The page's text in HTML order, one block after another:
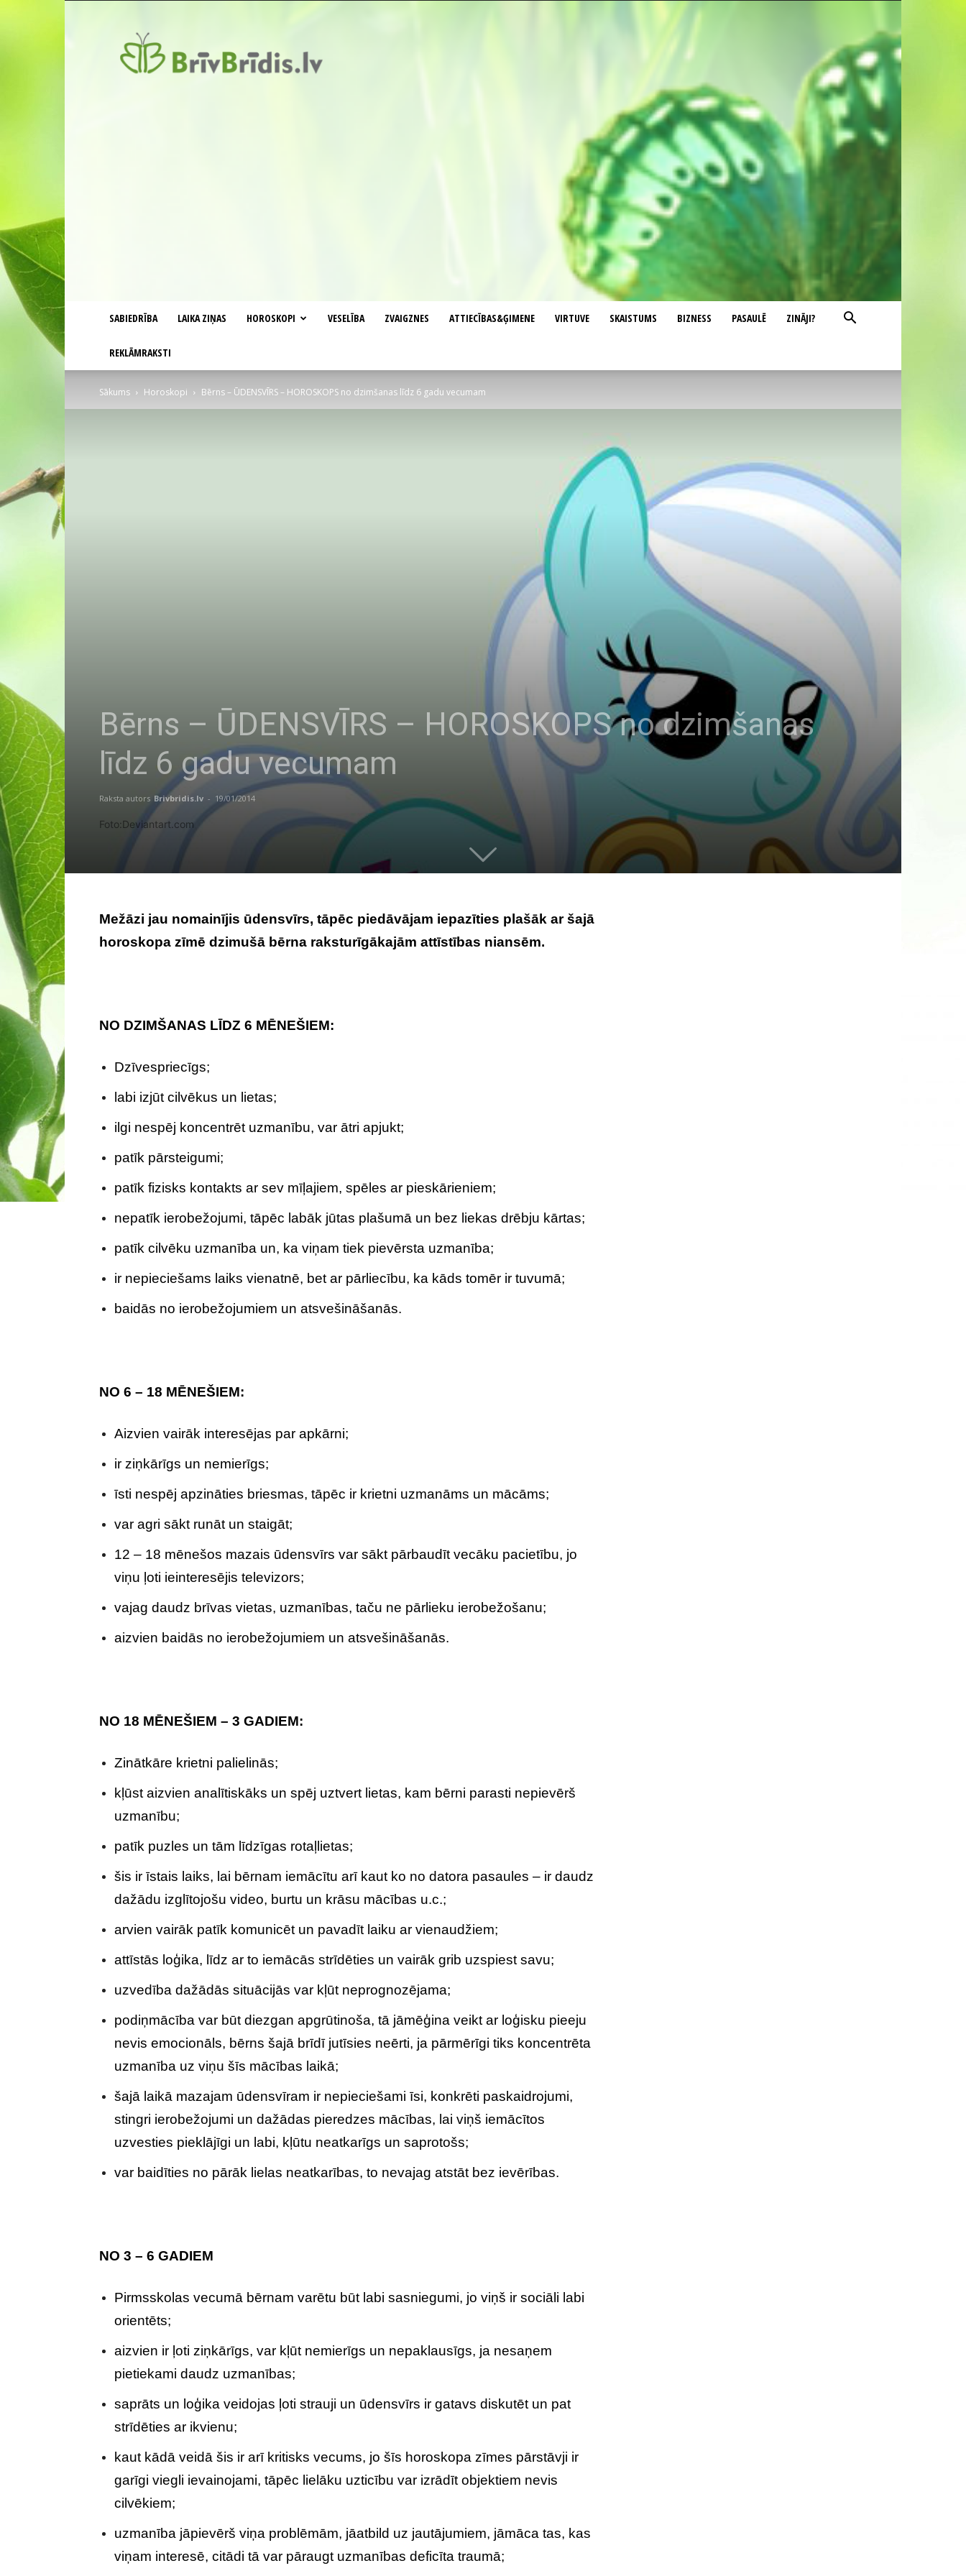
SABIEDRĪBA LAIKA ZIŅAS HOROSKOPI VESELĪBA ZVAIGZNES ATTIECĪBAS&ĢIMENE VIRTUVE SKAISTUMS BIZNESS PASAULĒ ZINĀJI?
REKLĀMRAKSTI
Sākums Horoskopi Bērns – ŪDENSVĪRS – HOROSKOPS no dzimšanas līdz 6 gadu vecumam
Bērns – ŪDENSVĪRS – HOROSKOPS no dzimšanas
līdz 6 gadu vecumam
Raksta autors Brivbridis.lv - 19/01/2014
Foto:Deviantart.com
Mežāzi jau nomainījis ūdensvīrs, tāpēc piedāvājam iepazīties plašāk ar šajā
horoskopa zīmē dzimušā bērna raksturīgākajām attīstības niansēm.
NO DZIMŠANAS LĪDZ 6 MĒNEŠIEM:
Dzīvespriecīgs;
labi izjūt cilvēkus un lietas;
ilgi nespēj koncentrēt uzmanību, var ātri apjukt;
patīk pārsteigumi;
patīk fizisks kontakts ar sev mīļajiem, spēles ar pieskārieniem;
nepatīk ierobežojumi, tāpēc labāk jūtas plašumā un bez liekas drēbju kārtas;
patīk cilvēku uzmanība un, ka viņam tiek pievērsta uzmanība;
ir nepieciešams laiks vienatnē, bet ar pārliecību, ka kāds tomēr ir tuvumā;
baidās no ierobežojumiem un atsvešināšanās.
NO 6 – 18 MĒNEŠIEM:
Aizvien vairāk interesējas par apkārni;
ir ziņkārīgs un nemierīgs;
īsti nespēj apzināties briesmas, tāpēc ir krietni uzmanāms un mācāms;
var agri sākt runāt un staigāt;
12 – 18 mēnešos mazais ūdensvīrs var sākt pārbaudīt vecāku pacietību, jo
viņu ļoti ieinteresējis televizors;
vajag daudz brīvas vietas, uzmanības, taču ne pārlieku ierobežošanu;
aizvien baidās no ierobežojumiem un atsvešināšanās.
NO 18 MĒNEŠIEM – 3 GADIEM:
Zinātkāre krietni palielinās;
kļūst aizvien analītiskāks un spēj uztvert lietas, kam bērni parasti nepievērš
uzmanību;
patīk puzles un tām līdzīgas rotaļlietas;
šis ir īstais laiks, lai bērnam iemācītu arī kaut ko no datora pasaules – ir daudz
dažādu izglītojošu video, burtu un krāsu mācības u.c.;
arvien vairāk patīk komunicēt un pavadīt laiku ar vienaudžiem;
attīstās loģika, līdz ar to iemācās strīdēties un vairāk grib uzspiest savu;
uzvedība dažādās situācijās var kļūt neprognozējama;
podiņmācība var būt diezgan apgrūtinoša, tā jāmēģina veikt ar loģisku pieeju
nevis emocionāls, bērns šajā brīdī jutīsies neērti, ja pārmērīgi tiks koncentrēta
uzmanība uz viņu šīs mācības laikā;
šajā laikā mazajam ūdensvīram ir nepieciešami īsi, konkrēti paskaidrojumi,
stingri ierobežojumi un dažādas pieredzes mācības, lai viņš iemācītos
uzvesties pieklājīgi un labi, kļūtu neatkarīgs un saprotošs;
var baidīties no pārāk lielas neatkarības, to nevajag atstāt bez ievērības.
NO 3 – 6 GADIEM
Pirmsskolas vecumā bērnam varētu būt labi sasniegumi, jo viņš ir sociāli labi
orientēts;
aizvien ir ļoti ziņkārīgs, var kļūt nemierīgs un nepaklausīgs, ja nesaņem
pietiekami daudz uzmanības;
saprāts un loģika veidojas ļoti strauji un ūdensvīrs ir gatavs diskutēt un pat
strīdēties ar ikvienu;
kaut kādā veidā šis ir arī kritisks vecums, jo šīs horoskopa zīmes pārstāvji ir
garīgi viegli ievainojami, tāpēc lielāku uzticību var izrādīt objektiem nevis
cilvēkiem;
uzmanība jāpievērš viņa problēmām, jāatbild uz jautājumiem, jāmāca tas, kas
viņam interesē, citādi tā var pāraugt uzmanības deficīta traumā;